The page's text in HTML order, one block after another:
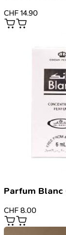
CHF 14.90
Parfum Blanc
CHF 8.00